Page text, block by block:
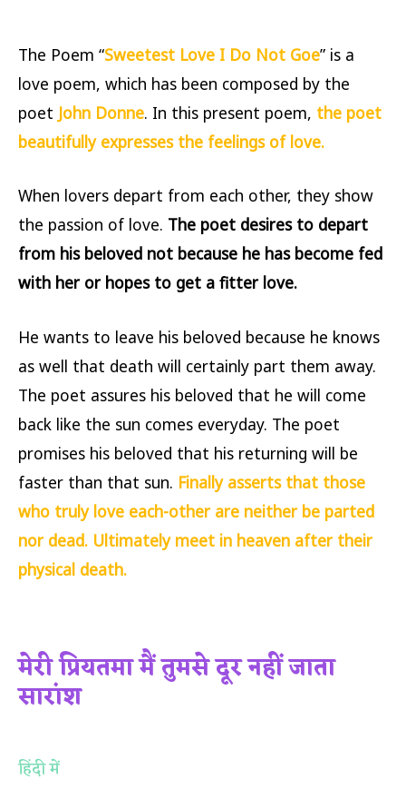
The Poem “Sweetest Love I Do Not Goe” is a
love poem, which has been composed by the
poet John Donne. In this present poem, the poet
beautifully expresses the feelings of love.
When lovers depart from each other, they show
the passion of love. The poet desires to depart
from his beloved not because he has become fed
with her or hopes to get a fitter love.
He wants to leave his beloved because he knows
as well that death will certainly part them away.
The poet assures his beloved that he will come
back like the sun comes everyday. The poet
promises his beloved that his returning will be
faster than that sun. Finally asserts that those
who truly love each-other are neither be parted
nor dead. Ultimately meet in heaven after their
physical death.
मेरी प्रियतमा मैं तुमसे दूर नहीं जाता
सारांश
हिंदी में